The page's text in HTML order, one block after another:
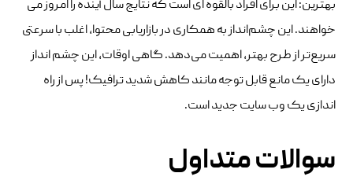
بهترین: این برای افراد بالقوه ای است که نتایج سال آینده را امروز می
خواهند. این چشم‌انداز به همکاری در بازاریابی محتوا، اغلب با سرعتی
سریع‌تر از طرح بهتر، اهمیت می‌دهد. گاهی اوقات، این چشم انداز
دارای یک مانع قابل توجه مانند کاهش شدید ترافیک! پس از راه
اندازی یک وب سایت جدید است.
سوالات متداول